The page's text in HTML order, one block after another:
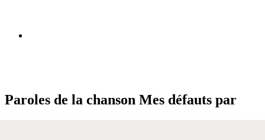
Paroles de la chanson Mes défauts par